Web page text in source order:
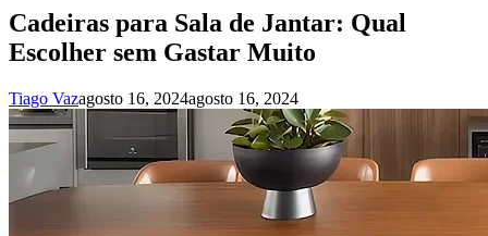
Cadeiras para Sala de Jantar: Qual
Escolher sem Gastar Muito
Tiago Vazagosto 16, 2024agosto 16, 2024